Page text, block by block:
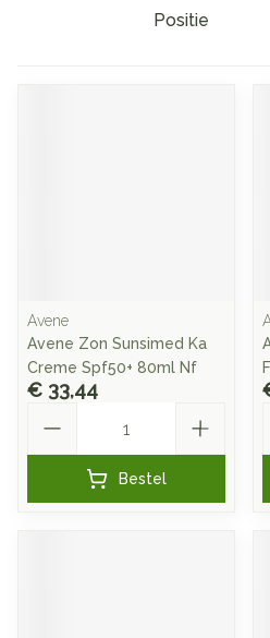
Sorteer op:
Avene
Avene Zon Sunsimed Ka
Creme Spf50+ 80ml Nf
€ 33,44
Bestel